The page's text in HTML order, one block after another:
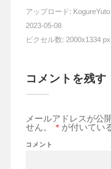
アップロード: KogureYuto
2023-05-08
ピクセル数: 2000x1334 px
コメントを残す
メールアドレスが公
せん。
*が付いてい
コメント